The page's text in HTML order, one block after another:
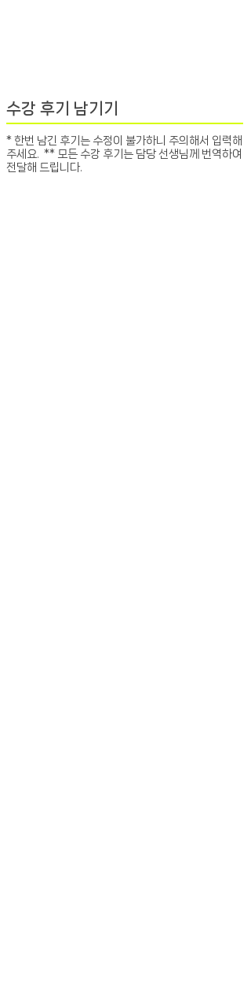
수강 후기 남기기
* 한번 남긴 후기는 수정이 불가하니 주의해서 입력해
주세요. ** 모든 수강 후기는 담당 선생님께 번역하여
전달해 드립니다.